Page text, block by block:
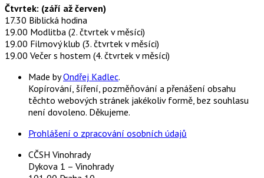
Čtvrtek: (září až červen)
17.30 Biblická hodina
19.00 Modlitba (2. čtvrtek v měsíci)
19.00 Filmový klub (3. čtvrtek v měsíci)
19.00 Večer s hostem (4. čtvrtek v měsíci)
Made byOndřej Kadlec.
Kopírování, šíření, pozměňování a přenášení obsahu
těchto webových stránek jakékoliv formě, bez souhlasu
není dovoleno. Děkujeme.
Prohlášení o zpracování osobních údajů
CČSH Vinohrady
Dykova 1 – Vinohrady